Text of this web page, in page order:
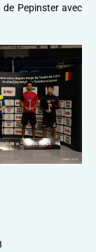
Pepinster avec